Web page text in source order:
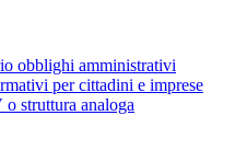
obblighi amministrativi
per cittadini e imprese
struttura analoga